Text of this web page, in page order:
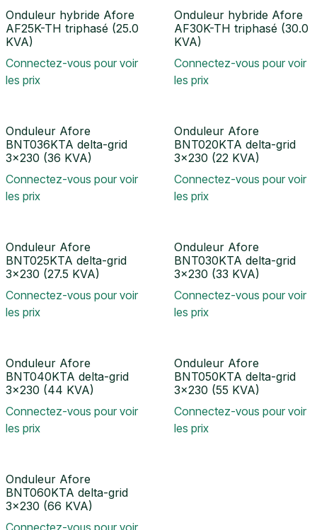
Onduleur hybride Afore
AF25K-TH triphasé (25.0
KVA)
Connectez-vous pour voir
les prix
Onduleur hybride Afore
AF30K-TH triphasé (30.0
KVA)
Connectez-vous pour voir
les prix
Onduleur Afore
BNT036KTA delta-grid
3x230 (36 KVA)
Connectez-vous pour voir
les prix
Onduleur Afore
BNT020KTA delta-grid
3x230 (22 KVA)
Connectez-vous pour voir
les prix
Onduleur Afore
BNT025KTA delta-grid
3x230 (27.5 KVA)
Connectez-vous pour voir
les prix
Onduleur Afore
BNT030KTA delta-grid
3x230 (33 KVA)
Connectez-vous pour voir
les prix
Onduleur Afore
BNT040KTA delta-grid
3x230 (44 KVA)
Connectez-vous pour voir
les prix
Onduleur Afore
BNT050KTA delta-grid
3x230 (55 KVA)
Connectez-vous pour voir
les prix
Onduleur Afore
BNT060KTA delta-grid
3x230 (66 KVA)
Connectez-vous pour voir